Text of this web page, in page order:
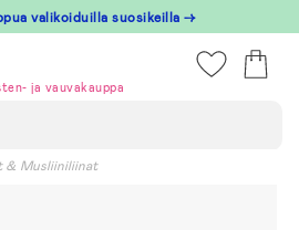
valikoiduilla suosikeilla →
ja vauvakauppa
& Musliiniliinat